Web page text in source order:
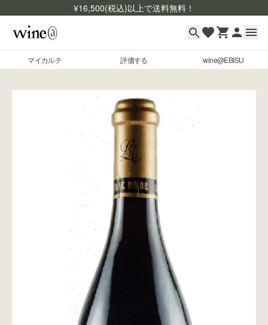
¥16,500(税込)以上で送料無料！
マイカルテ 評価する wine@EBISU
マイカルテ
wine@EBISU
お問い合わせ